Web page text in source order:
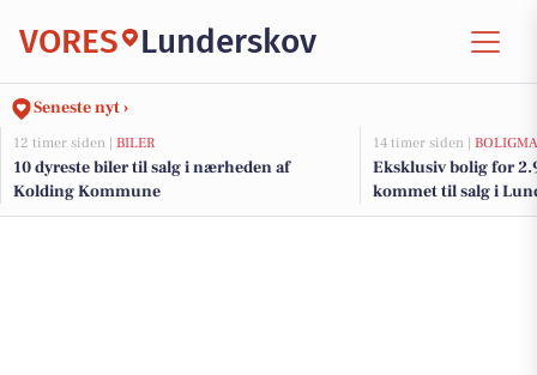
VORES Lunderskov
Seneste nyt ›
12 timer siden | BILER
10 dyreste biler til salg i nærheden af
Kolding Kommune
14 timer siden |
Eksklusiv bolig for
kommet til salg i
dyreste boliger her